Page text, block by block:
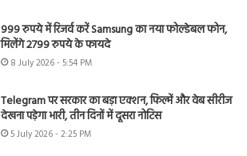
999 रुपये में रिजर्व करें Samsung का नया फोल्डेबल फोन,
मिलेंगे 2799 रुपये के फायदे
8 July 2026 - 5:54 PM
Telegram पर सरकार का बड़ा एक्शन, फिल्में और वेब सीरीज
देखना पड़ेगा भारी, तीन दिनों में दूसरा नोटिस
5 July 2026 - 2:25 PM